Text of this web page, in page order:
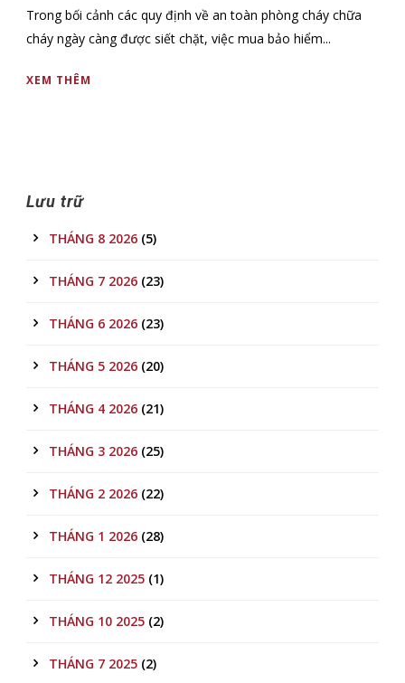
Trong bối cảnh các quy định về an toàn phòng cháy chữa
cháy ngày càng được siết chặt, việc mua bảo hiểm...
XEM THÊM
Lưu trữ
THÁNG 8 2026 (5)
THÁNG 7 2026 (23)
THÁNG 6 2026 (23)
THÁNG 5 2026 (20)
THÁNG 4 2026 (21)
THÁNG 3 2026 (25)
THÁNG 2 2026 (22)
THÁNG 1 2026 (28)
THÁNG 12 2025 (1)
THÁNG 10 2025 (2)
THÁNG 7 2025 (2)